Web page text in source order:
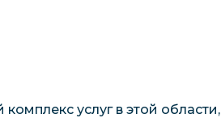
услуг в этой области,